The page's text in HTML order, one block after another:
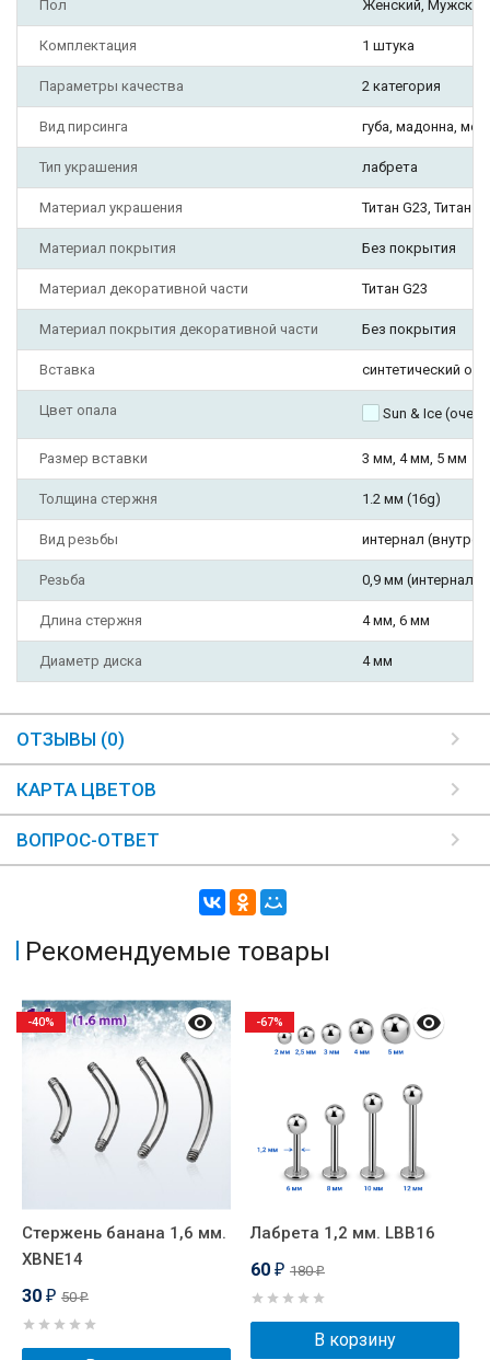
Пол Женский, Мужской
Комплектация 1 штука
Параметры качества 2 категория
Вид пирсинга губа, мадонна,
Тип украшения лабрета
Материал украшения Титан G23, Титан
Материал покрытия Без покрытия
Материал декоративной части Титан G23
Материал покрытия декоративной части Без покрытия
Вставка синтетический
Цвет опала Sun & Ice
Размер вставки 3 мм, 4 мм, 5 мм
Толщина стержня 1.2 мм (16g)
Вид резьбы интернал
Резьба 0,9 мм (интернал,
Длина стержня 4 мм, 6 мм
Диаметр диска 4 мм
ОТЗЫВЫ (0)
КАРТА ЦВЕТОВ
ВОПРОС-ОТВЕТ
Рекомендуемые товары
Стержень банана 1,6 мм.
XBNE14
30 ₽ 50₽
-40%
Лабрета 1,2 мм. LBB16
60 ₽ 180₽
В корзину
-67%